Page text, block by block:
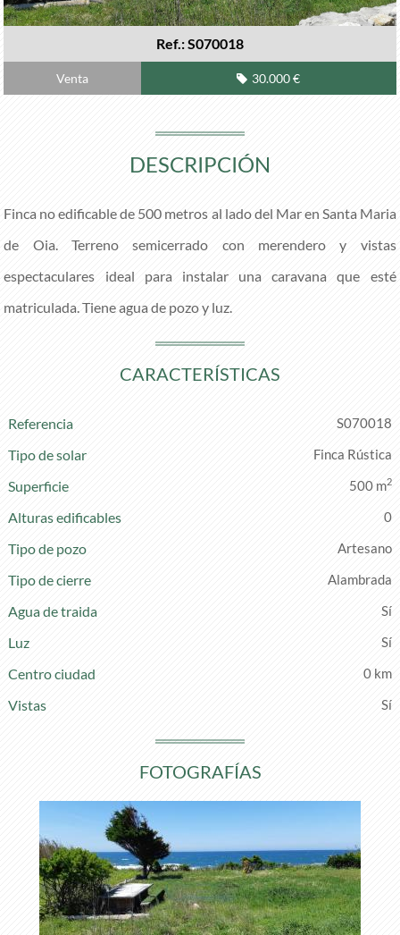
Ref.: S070018
Venta 30.000 €
DESCRIPCIÓN
Finca no edificable de 500 metros al lado del Mar en Santa Maria
de Oia. Terreno semicerrado con merendero y vistas
espectaculares ideal para instalar una caravana que esté
matriculada. Tiene agua de pozo y luz.
CARACTERÍSTICAS
Referencia S070018
Tipo de solar Finca Rústica
Superficie 500 m2
Alturas edificables 0
Tipo de pozo Artesano
Tipo de cierre Alambrada
Agua de traida
Luz
Centro ciudad
0 km
Vistas
FOTOGRAFÍAS